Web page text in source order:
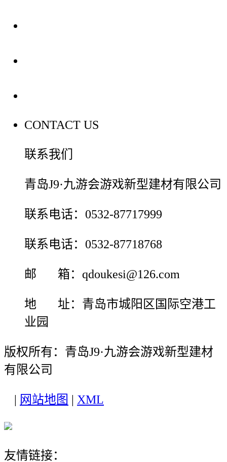
CONTACT US
联系我们
青岛J9·九游会游戏新型建材有限公司
联系电话：0532-87717999
联系电话：0532-87718768
邮 箱：qdoukesi@126.com
地 址：青岛市城阳区国际空港工
业园
版权所有：青岛J9·九游会游戏新型建材
有限公司
网站地图 XML
友情链接：